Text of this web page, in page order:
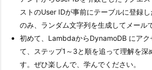
ストのUser IDが事前にテーブルに登録
のみ、ランダム文字列を生成してメール
初めて、LambdaからDynamoDB にアク
て、ステップ1～3と順を追って理解を深
す。ぜひ楽しんで、学んでください。